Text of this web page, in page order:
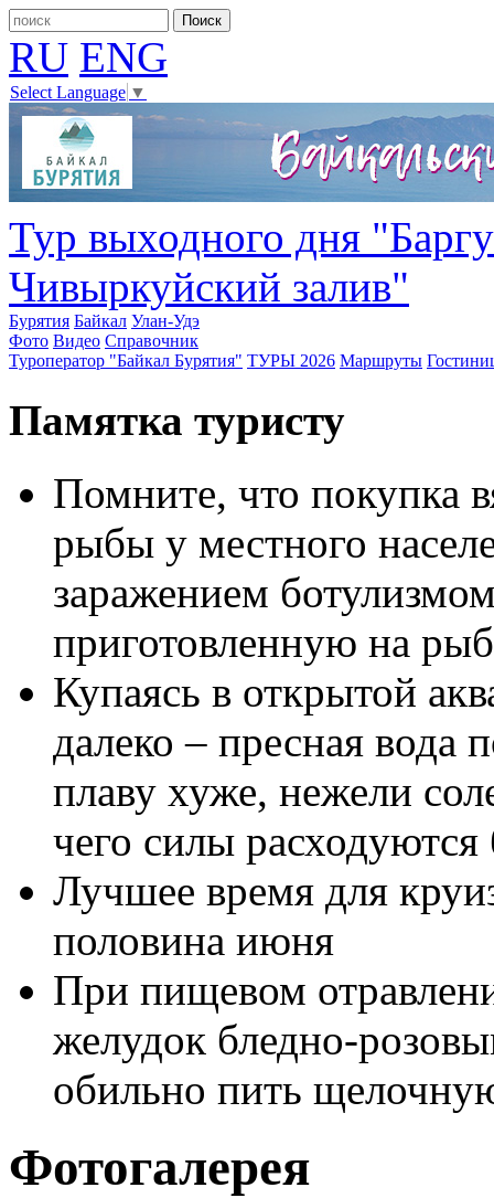
RU ENG
Select Language ▼
Тур выходного дня
Чивыркуйский залив"
Бурятия Байкал Улан-Удэ
Фото Видео Справочник
Туроператор "Байкал Бурятия" ТУРЫ 2026 Маршруты
Памятка туристу
Помните, что покупка
рыбы у местного
заражением
приготовленную на
Купаясь в открытой
далеко – пресная вода
плаву хуже, нежели
чего силы расходуются
Лучшее время для
половина июня
При пищевом
желудок бледно-
обильно пить
Фотогалерея